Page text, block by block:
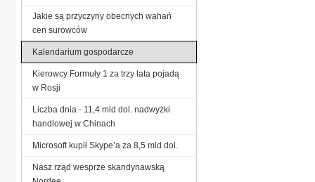
Jakie są przyczyny obecnych wahań
cen surowców
Kalendarium gospodarcze
Kierowcy Formuły 1 za trzy lata pojadą
w Rosji
Liczba dnia - 11,4 mld dol. nadwyżki
handlowej w Chinach
Microsoft kupił Skype’a za 8,5 mld dol.
Nasz rząd wesprze skandynawską